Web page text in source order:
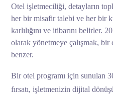
Otel işletmeciliği, detayların
her bir misafir talebi ve her bir
karlılığını ve itibarını belirler.
olarak yönetmeye çalışmak, bir
benzer.
Bir otel programı için sunulan
fırsatı, işletmenizin dijital